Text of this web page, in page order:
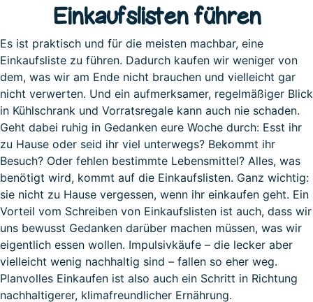
Einkaufslisten führen
Es ist praktisch und für die meisten machbar, eine
Einkaufsliste zu führen. Dadurch kaufen wir weniger von
dem, was wir am Ende nicht brauchen und vielleicht gar
nicht verwerten. Und ein aufmerksamer, regelmäßiger Blick
in Kühlschrank und Vorratsregale kann auch nie schaden.
Geht dabei ruhig in Gedanken eure Woche durch: Esst ihr
zu Hause oder seid ihr viel unterwegs? Bekommt ihr
Besuch? Oder fehlen bestimmte Lebensmittel? Alles, was
benötigt wird, kommt auf die Einkaufslisten. Ganz wichtig:
sie nicht zu Hause vergessen, wenn ihr einkaufen geht. Ein
Vorteil vom Schreiben von Einkaufslisten ist auch, dass wir
uns bewusst Gedanken darüber machen müssen, was wir
eigentlich essen wollen. Impulsivkäufe – die lecker aber
vielleicht wenig nachhaltig sind – fallen so eher weg.
Planvolles Einkaufen ist also auch ein Schritt in Richtung
nachhaltigerer, klimafreundlicher Ernährung.